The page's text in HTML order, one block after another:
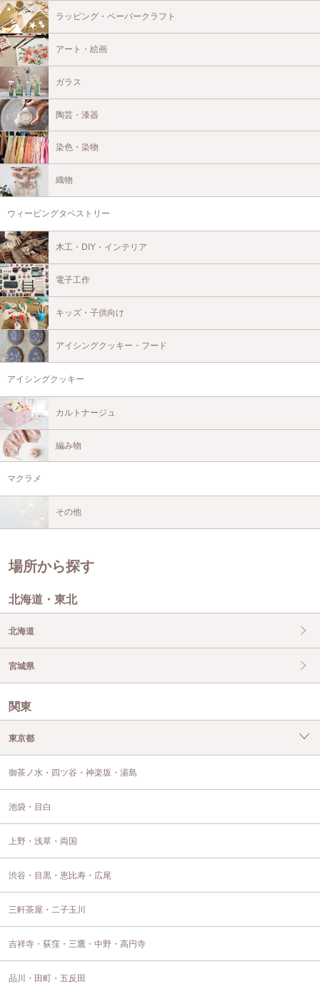
ラッピング・ペーパークラフト
アート・絵画
ガラス
陶芸・漆器
染色・染物
織物
ウィービングタペストリー
木工・DIY・インテリア
電子工作
キッズ・子供向け
アイシングクッキー・フード
アイシングクッキー
カルトナージュ
編み物
マクラメ
その他
場所から探す
北海道・東北
北海道
宮城県
関東
東京都
御茶ノ水・四ツ谷・神楽坂・湯島
池袋・目白
上野・浅草・両国
渋谷・目黒・恵比寿・広尾
三軒茶屋・二子玉川
吉祥寺・荻窪・三鷹・中野・高円寺
品川・田町・五反田